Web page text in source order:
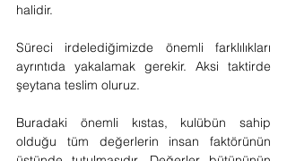
halidir.
Süreci irdelediğimizde önemli farklılıkları
ayrıntıda yakalamak gerekir. Aksi taktirde
şeytana teslim oluruz.
Buradaki önemli kıstas, kulübün sahip
olduğu tüm değerlerin insan faktörünün